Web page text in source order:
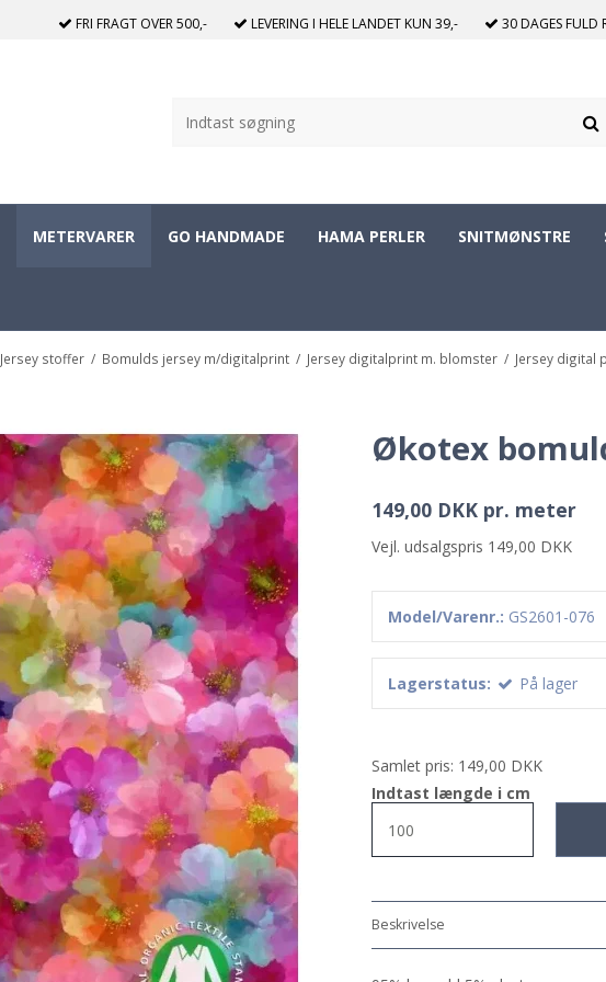
FRI FRAGT OVER 500,- LEVERING I HELE LANDET KUN 39,- 30 DAGES FULD
METERVARER GO HANDMADE HAMA PERLER SNITMØNSTRE
Jersey stoffer / Bomulds jersey m/digitalprint / Jersey digitalprint m. blomster / Jersey digital
Økotex
149,00 DKK pr. meter
Vejl. udsalgspris 149,00 DKK
Model/Varenr.: GS2601-076
Lagerstatus: På lager
Samlet pris: 149,00 DKK
Indtast længde i cm
Beskrivelse